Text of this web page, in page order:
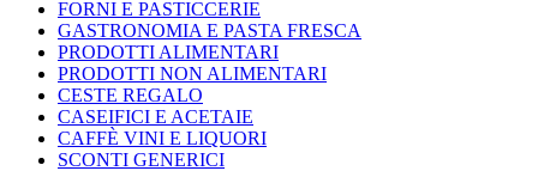
FORNI E PASTICCERIE
GASTRONOMIA E PASTA FRESCA
PRODOTTI ALIMENTARI
PRODOTTI NON ALIMENTARI
CESTE REGALO
CASEIFICI E ACETAIE
CAFFÈ VINI E LIQUORI
SCONTI GENERICI